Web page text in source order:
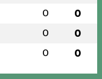
0 0
0 0
0 0